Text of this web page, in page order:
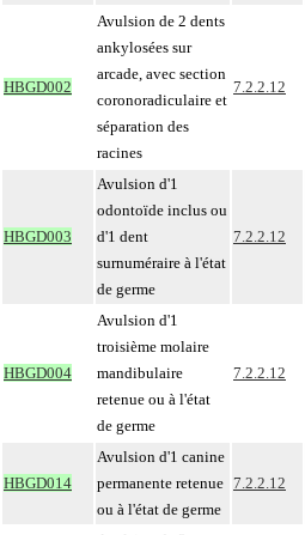
HBGD002
Avulsion de 2 dents
ankylosées sur
arcade, avec section
coronoradiculaire et
séparation des
racines
7.2.2.12
HBGD003
Avulsion d'1
odontoïde inclus ou
d'1 dent
surnuméraire à l'état
de germe
7.2.2.12
HBGD004
Avulsion d'1
troisième molaire
mandibulaire
retenue ou à l'état
de germe
7.2.2.12
HBGD014
Avulsion d'1 canine
permanente retenue
ou à l'état de germe
7.2.2.12